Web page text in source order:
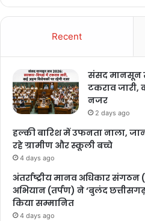
Recent
संसद मानसून
टकराव जारी,
नजर
2 days ago
हल्की बारिश में उफनता नाला,
रहे ग्रामीण और स्कूली बच्चे
4 days ago
अंतर्राष्ट्रीय मानव अधिकार
अभियान (तर्पण) ने ‘बुलंद
किया सम्मानित
4 days ago